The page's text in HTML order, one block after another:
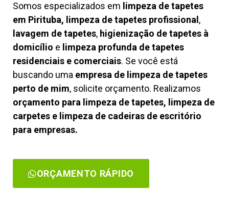
Somos especializados em limpeza de tapetes
em Pirituba, limpeza de tapetes profissional ,
lavagem de tapetes, higienização de tapetes à
domicílio e limpeza profunda de tapetes
residenciais e comerciais. Se você está
buscando uma empresa de limpeza de tapetes
perto de mim, solicite orçamento. Realizamos
orçamento para limpeza de tapetes, limpeza de
carpetes e limpeza de cadeiras de escritório
para empresas.
ORÇAMENTO RÁPIDO